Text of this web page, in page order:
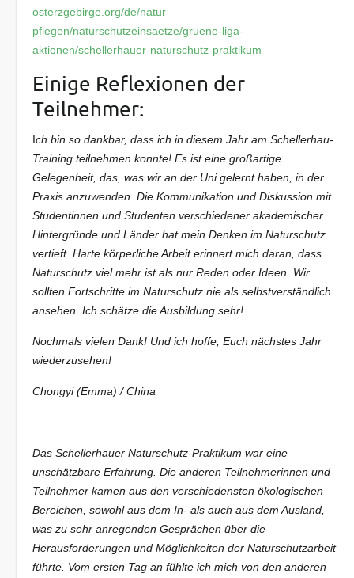
osterzgebirge.org/de/natur-
pflegen/naturschutzeinsaetze/gruene-liga-
aktionen/schellerhauer-naturschutz-praktikum
Einige Reflexionen der
Teilnehmer:
Ich bin so dankbar, dass ich in diesem Jahr am Schellerhau-
Training teilnehmen konnte! Es ist eine großartige
Gelegenheit, das, was wir an der Uni gelernt haben, in der
Praxis anzuwenden. Die Kommunikation und Diskussion mit
Studentinnen und Studenten verschiedener akademischer
Hintergründe und Länder hat mein Denken im Naturschutz
vertieft. Harte körperliche Arbeit erinnert mich daran, dass
Naturschutz viel mehr ist als nur Reden oder Ideen. Wir
sollten Fortschritte im Naturschutz nie als selbstverständlich
ansehen. Ich schätze die Ausbildung sehr!
Nochmals vielen Dank! Und ich hoffe, Euch nächstes Jahr
wiederzusehen!
Chongyi (Emma) / China
Das Schellerhauer Naturschutz-Praktikum war eine
unschätzbare Erfahrung. Die anderen Teilnehmerinnen und
Teilnehmer kamen aus den verschiedensten ökologischen
Bereichen, sowohl aus dem In- als auch aus dem Ausland,
was zu sehr anregenden Gesprächen über die
Herausforderungen und Möglichkeiten der Naturschutzarbeit
führte. Vom ersten Tag an fühlte ich mich von den anderen